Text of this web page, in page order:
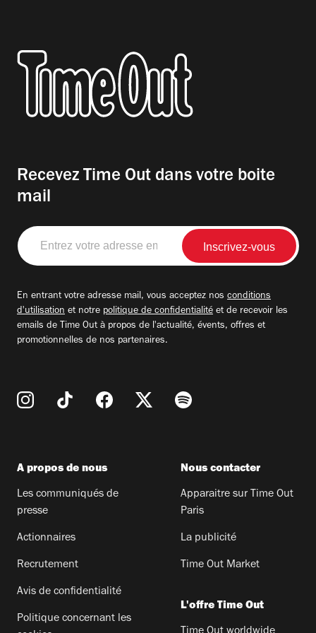
Recevez Time Out dans votre boite
mail
Entrez
votre
adresse
En entrant votre adresse mail, vous acceptez nos conditions
d'utilisation et notre politique de confidentialité et de recevoir les
emails de Time Out à propos de l'actualité, évents, offres et
promotionnelles de nos partenaires.
A propos de nous
Les communiqués de
presse
Actionnaires
Recrutement
Avis de confidentialité
Politique concernant les
Nous contacter
Apparaitre sur Time Out
Paris
La publicité
Time Out Market
L'offre Time Out